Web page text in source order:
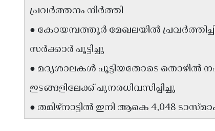
പ്രവർത്തനം നിർത്തി
● കോയമ്പത്തൂർ മേഖലയിൽ
സർക്കാർ പൂട്ടിച്ചു
● മദ്യശാലകൾ പൂട്ടിയതോടെ തൊഴിൽ
ഇടങ്ങളിലേക്ക് പുനരധിവസിപ്പിച്ചു
● തമിഴ്നാട്ടിൽ ഇനി ആകെ 4,048